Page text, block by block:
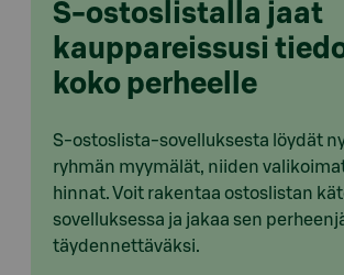
S-ostoslistalla jaat
kauppareissusi
koko perheelle
S-ostoslista-sovelluksesta löydät
ryhmän myymälät, niiden
hinnat. Voit rakentaa ostoslistan
sovelluksessa ja jakaa sen
täydennettäväksi.